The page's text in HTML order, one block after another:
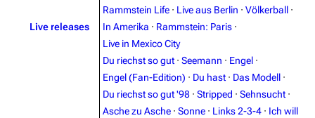
Live releases
Rammstein Life · Live aus Berlin · Völkerball ·
In Amerika · Rammstein: Paris ·
Live in Mexico City
Du riechst so gut · Seemann · Engel ·
Engel (Fan-Edition) · Du hast · Das Modell ·
Du riechst so gut '98 · Stripped · Sehnsucht ·
Asche zu Asche · Sonne · Links 2-3-4 · Ich will